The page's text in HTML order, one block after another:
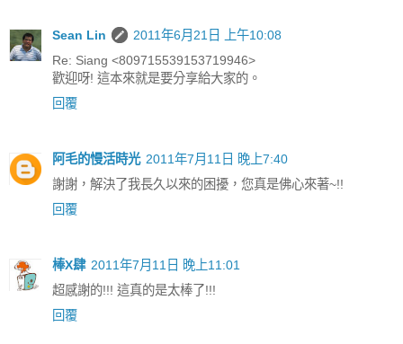
Sean Lin
2011年6月21日 上午10:08
Re: Siang <809715539153719946>
歡迎呀! 這本來就是要分享給大家的。
回覆
阿毛的慢活時光 2011年7月11日 晚上7:40
謝謝，解決了我長久以來的困擾，您真是佛心來著~!!
回覆
棒X肆 2011年7月11日 晚上11:01
超感謝的!!! 這真的是太棒了!!!
回覆